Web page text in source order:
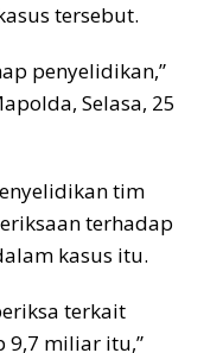
tersebut.
penyelidikan,”
Selasa, 25
tim
terhadap
kasus itu.
terkait
9,7 miliar itu,”